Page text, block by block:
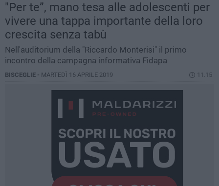
"Per te”, mano tesa alle adolescenti per
vivere una tappa importante della loro
crescita senza tabù
Nell'auditorium della "Riccardo Monterisi" il primo
incontro della campagna informativa Fidapa
BISCEGLIE - MARTEDÌ 16 APRILE 2019 11.15